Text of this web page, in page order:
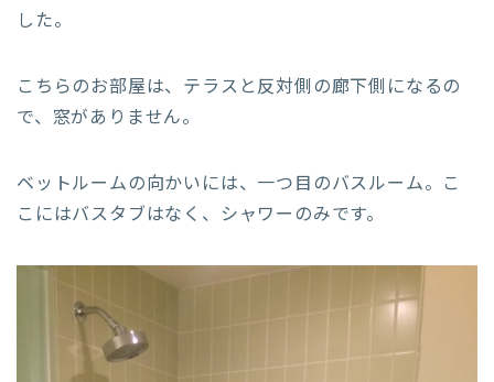
した。
こちらのお部屋は、テラスと反対側の廊下側になるの
で、窓がありません。
ベットルームの向かいには、一つ目のバスルーム。こ
こにはバスタブはなく、シャワーのみです。